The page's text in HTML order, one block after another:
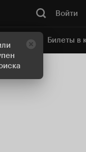
Войти
Билеты в